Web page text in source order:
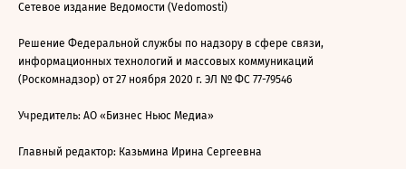
Сетевое издание Ведомости (Vedomosti)
Решение Федеральной службы по надзору в сфере связи,
информационных технологий и массовых коммуникаций
(Роскомнадзор) от 27 ноября 2020 г. ЭЛ № ФС 77-79546
Учредитель: АО «Бизнес Ньюс Медиа»
Главный редактор: Казьмина Ирина Сергеевна